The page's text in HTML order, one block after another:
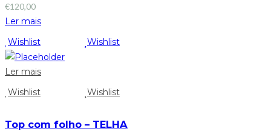
€120,00
Ler mais
Wishlist
Wishlist
Ler mais
Wishlist
Wishlist
Top com folho – TELHA